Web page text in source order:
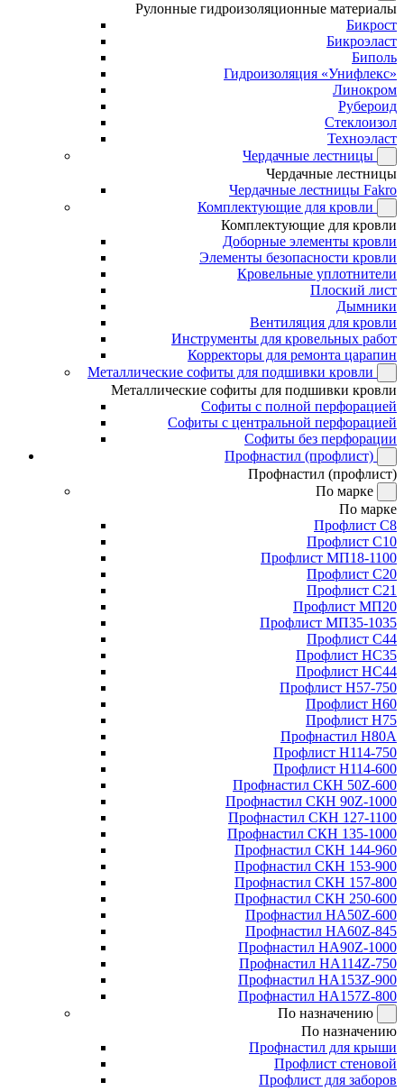
Рулонные гидроизоляционные материалы
Бикрост
Бикроэласт
Биполь
Гидроизоляция «Унифлекс»
Линокром
Рубероид
Стеклоизол
Техноэласт
Чердачные лестницы
Чердачные лестницы
Чердачные лестницы Fakro
Комплектующие для кровли
Комплектующие для кровли
Доборные элементы кровли
Элементы безопасности кровли
Кровельные уплотнители
Плоский лист
Дымники
Вентиляция для кровли
Инструменты для кровельных работ
Корректоры для ремонта царапин
Металлические софиты для подшивки кровли
Металлические софиты для подшивки кровли
Софиты с полной перфорацией
Софиты с центральной перфорацией
Софиты без перфорации
Профнастил (профлист)
Профнастил (профлист)
По марке
По марке
Профлист С8
Профлист С10
Профлист МП18-1100
Профлист С20
Профлист С21
Профлист МП20
Профлист МП35-1035
Профлист С44
Профлист НС35
Профлист НС44
Профлист Н57-750
Профлист Н60
Профлист Н75
Профнастил Н80А
Профлист Н114-750
Профлист Н114-600
Профнастил СКН 50Z-600
Профнастил СКН 90Z-1000
Профнастил СКН 127-1100
Профнастил СКН 135-1000
Профнастил СКН 144-960
Профнастил СКН 153-900
Профнастил СКН 157-800
Профнастил СКН 250-600
Профнастил НА50Z-600
Профнастил НА60Z-845
Профнастил НА90Z-1000
Профнастил НА114Z-750
Профнастил НА153Z-900
Профнастил НА157Z-800
По назначению
По назначению
Профнастил для крыши
Профлист стеновой
Профлист для заборов